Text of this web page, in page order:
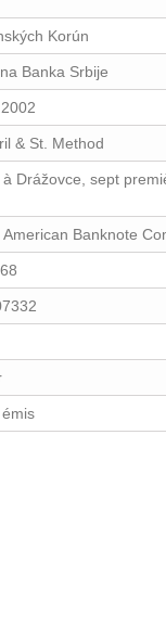
Korún
Banka Srbije
& St. Method
à Drážovce, sept
American Banknote